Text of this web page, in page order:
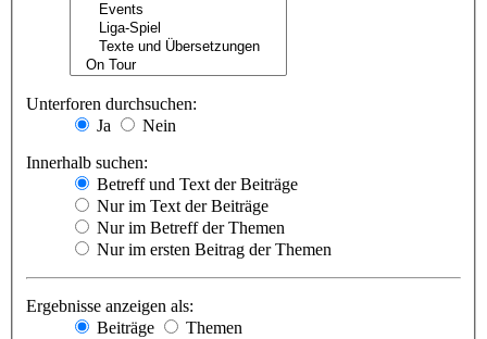
Unterforen durchsuchen:
Ja
Nein
Innerhalb suchen:
Betreff und Text der Beiträge
Nur im Text der Beiträge
Nur im Betreff der Themen
Nur im ersten Beitrag der Themen
Ergebnisse anzeigen als:
Beiträge
Themen